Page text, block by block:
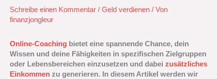
Schreibe einen Kommentar / Geld verdienen / Von
finanzjongleur
Online-Coaching bietet eine spannende Chance, dein
Wissen und deine Fähigkeiten in spezifischen Zielgruppen
oder Lebensbereichen einzusetzen und dabei zusätzliches
Einkommen zu generieren. In diesem Artikel werden wir